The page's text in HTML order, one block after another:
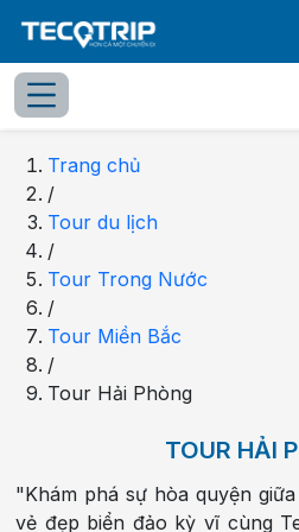
Trang chủ
/
Tour du lịch
/
Tour Trong Nước
/
Tour Miền Bắc
/
Tour Hải Phòng
TOUR HẢI
"Khám phá sự hòa quyện
vẻ đẹp biển đảo kỳ vĩ cùng